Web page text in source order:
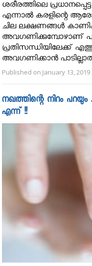
ശരീരത്തിലെ
എന്നാൽ കരളിന്റെ
ചില ലക്ഷണങ്ങൾ
അവഗണിക്കുമ്പോഴാണ്
പ്രതിസന്ധിയിലേക്ക്
അവഗണിക്കാൻ
Published on January 13, 2019
നഖത്തിന്റെ നിറം
എന്ന് !!